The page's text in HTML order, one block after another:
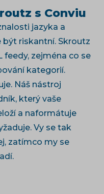
s Conviu
jazyka a
riskantní. Skroutz
zejména co se
kategorií.
Náš nástroj
který vaše
a naformátuje
Vy se tak
zatímco my se